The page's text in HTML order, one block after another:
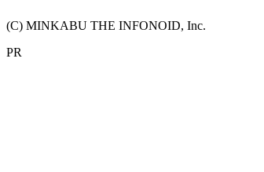
(C) MINKABU THE INFONOID, Inc.
PR